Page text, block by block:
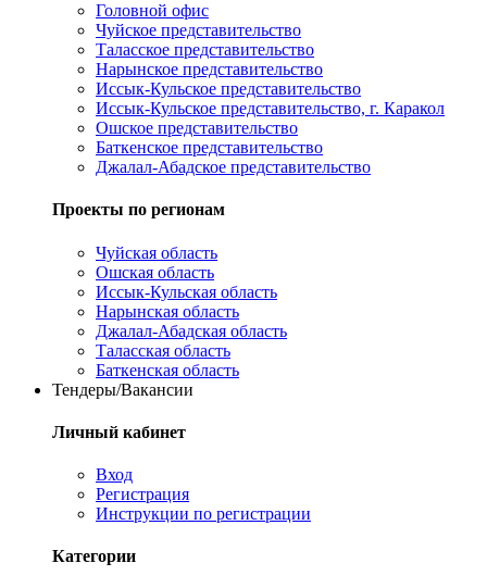
Головной офис
Чуйское представительство
Таласское представительство
Нарынское представительство
Иссык-Кульское представительство
Иссык-Кульское представительство, г. Каракол
Ошское представительство
Баткенское представительство
Джалал-Абадское представительство
Проекты по регионам
Чуйская область
Ошская область
Иссык-Кульская область
Нарынская область
Джалал-Абадская область
Таласская область
Баткенская область
Тендеры/Вакансии
Личный кабинет
Вход
Регистрация
Инструкции по регистрации
Категории